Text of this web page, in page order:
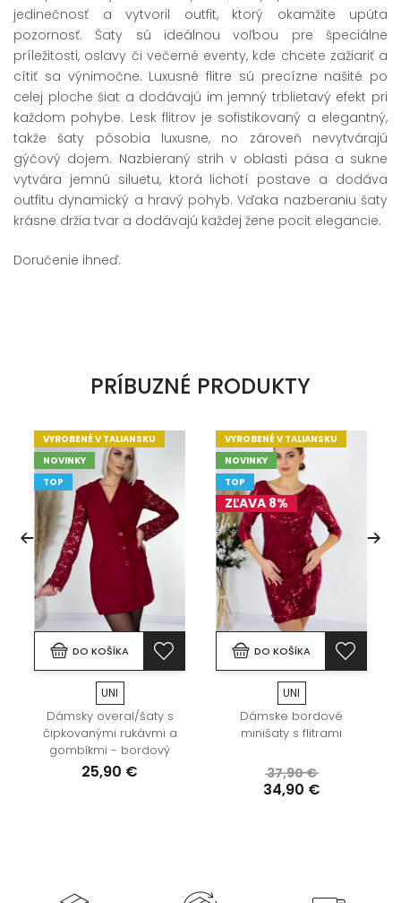
jedinečnosť a vytvoril outfit, ktorý okamžite upúta
pozornosť. Šaty sú ideálnou voľbou pre špeciálne
príležitosti, oslavy či večerné eventy, kde chcete zažiariť a
cítiť sa výnimočne. Luxusné flitre sú precízne našité po
celej ploche šiat a dodávajú im jemný trblietavý efekt pri
každom pohybe. Lesk flitrov je sofistikovaný a elegantný,
takže šaty pôsobia luxusne, no zároveň nevytvárajú
gýčový dojem. Nazbieraný strih v oblasti pása a sukne
vytvára jemnú siluetu, ktorá lichotí postave a dodáva
outfitu dynamický a hravý pohyb. Vďaka nazberaniu šaty
krásne držia tvar a dodávajú každej žene pocit elegancie.
Doručenie ihneď.
PRÍBUZNÉ PRODUKTY
VYROBENÉ V TALIANSKU
NOVINKY
TOP
DO KOŠÍKA
UNI
Dámsky overal/šaty s
čipkovanými rukávmi a
gombíkmi - bordový
25,90 €
VYROBENÉ V TALIANSKU
NOVINKY
TOP
ZĽAVA 8%
DO KOŠÍKA
UNI
Dámske bordové
minišaty s flitrami
37,90 €
34,90 €